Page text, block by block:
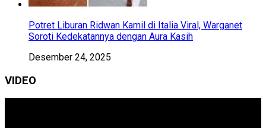
Potret Liburan Ridwan Kamil di Italia Viral, Warganet
Soroti Kedekatannya dengan Aura Kasih
Desember 24, 2025
VIDEO